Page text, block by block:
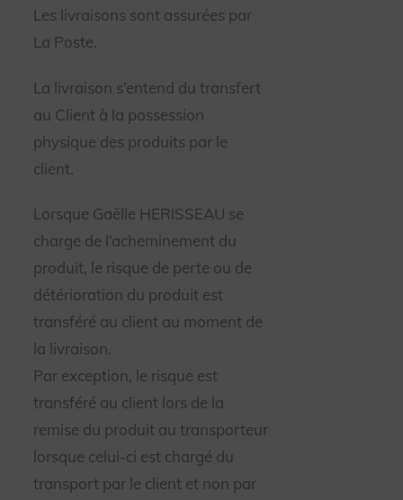
Les livraisons sont assurées par
La Poste.
La livraison s’entend du transfert
au Client à la possession
physique des produits par le
client.
Lorsque Gaëlle HERISSEAU se
charge de l’acheminement du
produit, le risque de perte ou de
détérioration du produit est
transféré au client au moment de
la livraison.
Par exception, le risque est
transféré au client lors de la
remise du produit au transporteur
lorsque celui-ci est chargé du
transport par le client et non par